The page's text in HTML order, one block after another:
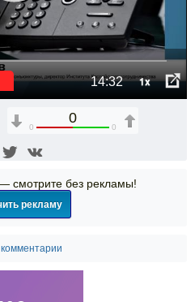
14:32 1x
0
0 0
смотрите без рекламы!
рекламу